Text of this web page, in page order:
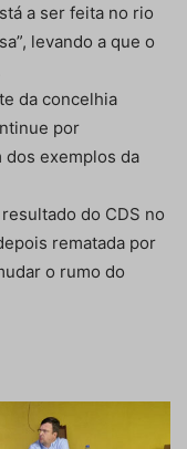
a ser feita no rio
levando a que o
da concelhia
por
dos exemplos da
do CDS no
rematada por
o rumo do